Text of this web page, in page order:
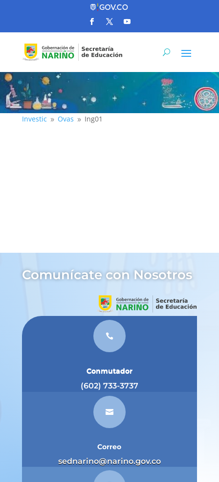
Investic 9 Ovas 9 Ing01
Comunícate con Nosotros

Conmutador
(602) 733-3737

Correo
sednarino@narino.gov.co